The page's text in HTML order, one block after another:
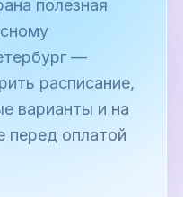
полезная
—
расписание,
варианты и на
перед оплатой